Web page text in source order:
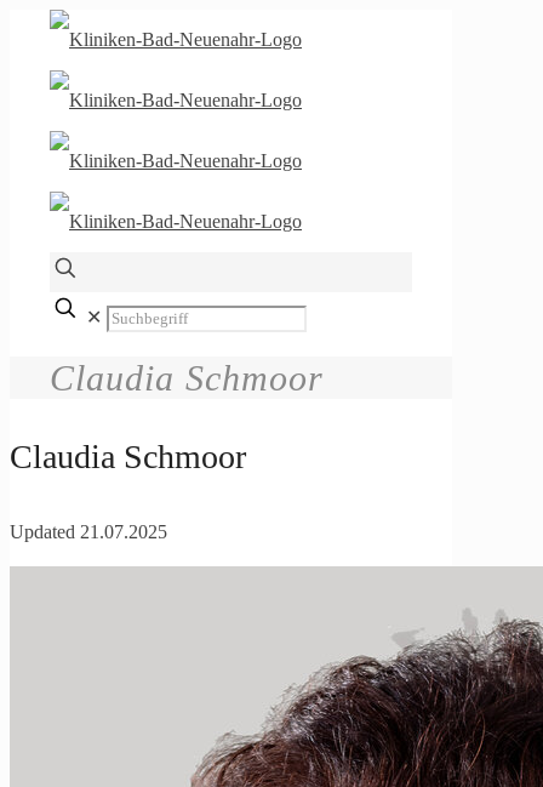
✕
Claudia Schmoor
Claudia Schmoor
Updated 21.07.2025